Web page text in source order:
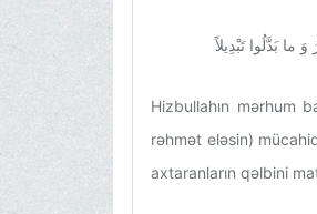
بَدَّلُوا تَبْدِیلاً
Hizbullahın mərhum
rəhmət eləsin)
axtaranların qəlbini